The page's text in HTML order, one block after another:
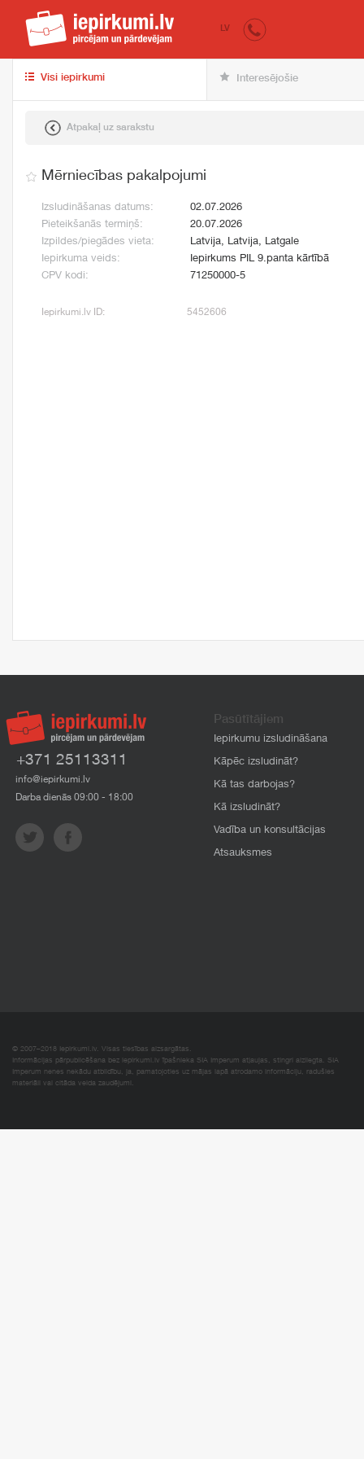
iepirkumi.lv
LV
Visi iepirkumi Interesējošie
Atpakaļ uz sarakstu
Mērniecības pakalpojumi
Izsludināšanas datums:
02.07.2026
Pieteikšanās termiņš:
20.07.2026
Izpildes/piegādes vieta:
Latvija, Latvija, Latgale
Iepirkuma veids:
Iepirkums PIL 9.panta kārtībā
CPV kodi:
71250000-5
Iepirkumi.lv ID: 5452606
+371 25113311
info@iepirkumi.lv
Darba dienās 09:00 - 18:00
Pasūtītājiem
Iepirkumu izsludināšana
Kāpēc izsludināt?
Kā tas darbojas?
Kā izsludināt?
Vadība un konsultācijas
Atsauksmes
© 2007–2018 Iepirkumi.lv. Visas tiesības aizsargātas.
Informācijas pārpublicēšana bez iepirkumi.lv īpašnieka SIA Imperum atļaujas, stingri aizliegta. SIA
Imperum nenes nekādu atbildību, ja, pamatojoties uz mājas lapā atrodamo informāciju, radušies
materiāli vai citāda veida zaudējumi.